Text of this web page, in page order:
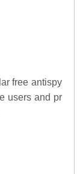
free antispy
users and pr